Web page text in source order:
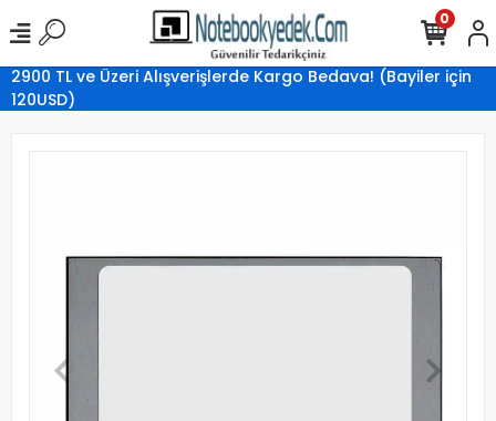
2900 TL ve Üzeri Alışverişlerde Kargo Bedava! (Bayiler için
120USD)
0